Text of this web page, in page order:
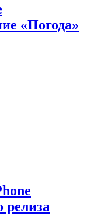
«Погода»
релиза